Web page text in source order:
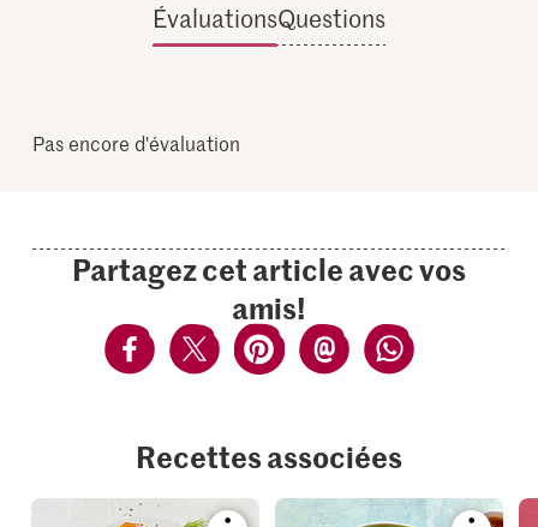
ÉvaluationsQuestions
Pas encore d'évaluation
Partagez cet article avec vos
amis!
Recettes associées